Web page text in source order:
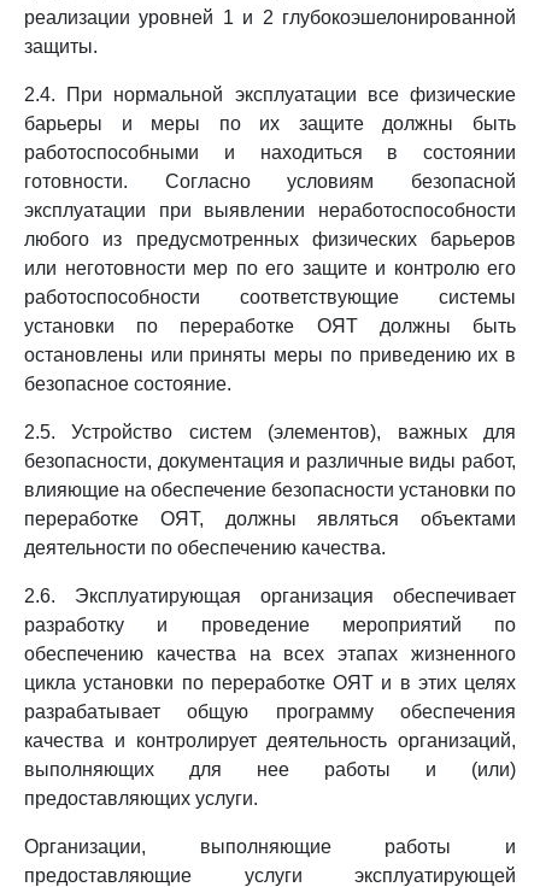
реализации уровней 1 и 2 глубокоэшелонированной
защиты.
2.4. При нормальной эксплуатации все физические
барьеры и меры по их защите должны быть
работоспособными и находиться в состоянии
готовности. Согласно условиям безопасной
эксплуатации при выявлении неработоспособности
любого из предусмотренных физических барьеров
или неготовности мер по его защите и контролю его
работоспособности соответствующие системы
установки по переработке ОЯТ должны быть
остановлены или приняты меры по приведению их в
безопасное состояние.
2.5. Устройство систем (элементов), важных для
безопасности, документация и различные виды работ,
влияющие на обеспечение безопасности установки по
переработке ОЯТ, должны являться объектами
деятельности по обеспечению качества.
2.6. Эксплуатирующая организация обеспечивает
разработку и проведение мероприятий по
обеспечению качества на всех этапах жизненного
цикла установки по переработке ОЯТ и в этих целях
разрабатывает общую программу обеспечения
качества и контролирует деятельность организаций,
выполняющих для нее работы и (или)
предоставляющих услуги.
Организации, выполняющие работы и
предоставляющие услуги эксплуатирующей